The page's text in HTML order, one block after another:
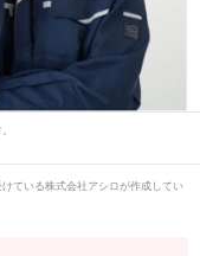
ている株式会社アシロが作成してい